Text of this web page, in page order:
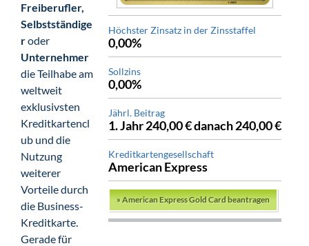
Höchster Zinsatz in der Zinsstaffel
0,00%
Sollzins
0,00%
Jährl. Beitrag
1. Jahr 240,00 € danach 240,00 €
Kreditkartengesellschaft
American Express
»American Express Gold Card beantragen
Freiberufler,
Selbstständige
roder
Unternehmer
die Teilhabe am
weltweit
exklusivsten
Kreditkartencl
ub und die
Nutzung
weiterer
Vorteile durch
die Business-
Kreditkarte.
Gerade für